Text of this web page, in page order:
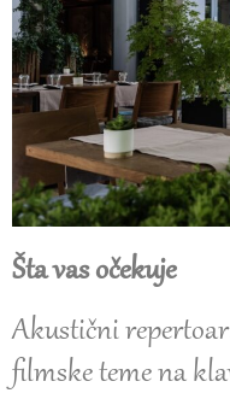
Šta vas očekuje
Akustični
filmske teme na